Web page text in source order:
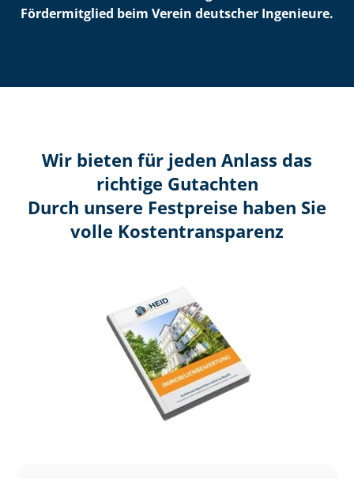
Fördermitglied beim Verein deutscher Ingenieure.
Wir bieten für jeden Anlass das
richtige Gutachten
Durch unsere Festpreise haben Sie
volle Kosten­transparenz